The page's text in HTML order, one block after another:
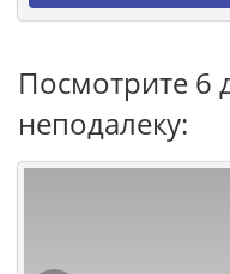
Посмотрите 6
неподалеку: